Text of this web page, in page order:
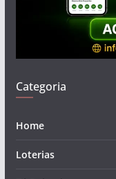
Categoria
Home
Loterias